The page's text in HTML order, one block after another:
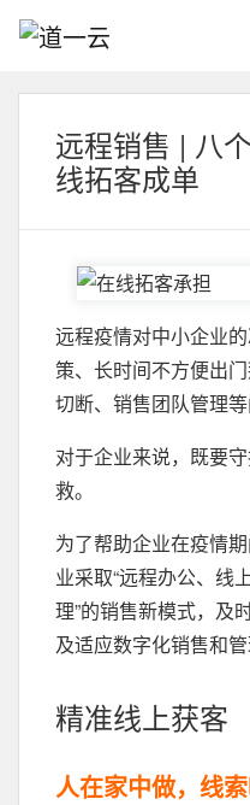
远程销售 | 八
线拓客成单
远程疫情对中小企业
策、长时间不方便出
切断、销售团队管理
对于企业来说，既要
救。
为了帮助企业在疫情
业采取“远程办公、线
理”的销售新模式，及
及适应数字化销售和管
精准线上获客
人在家中做，线索